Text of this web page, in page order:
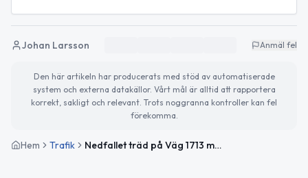
Johan Larsson Anmäl fel
Den här artikeln har producerats med stöd av automatiserade
system och externa datakällor. Vårt mål är alltid att rapportera
korrekt, sakligt och relevant. Trots noggranna kontroller kan fel
förekomma.
Hem Trafik Nedfallet träd på Väg 1713 mellan Vantinge och Magretetorp